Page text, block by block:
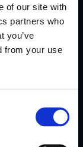
of our site with
partners who
you’ve
from your use
на мотивацията